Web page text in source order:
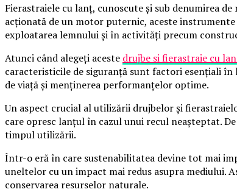
Fierastraiele cu lanț, cunoscute și sub denumirea
acționată de un motor puternic, aceste
exploatarea lemnului și în activități precum
Atunci când alegeți aceste drujbe si fierastraie cu
caracteristicile de siguranță sunt factori esențiali
de viață și menținerea performanțelor optime.
Un aspect crucial al utilizării drujbelor și
care opresc lanțul în cazul unui recul neașteptat.
timpul utilizării.
Într-o eră în care sustenabilitatea devine tot mai
uneltelor cu un impact mai redus asupra mediului.
conservarea resurselor naturale.